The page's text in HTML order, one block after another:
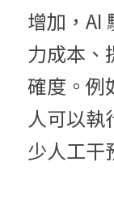
增加，AI
力成本、
確度。例
人可以
少人工干